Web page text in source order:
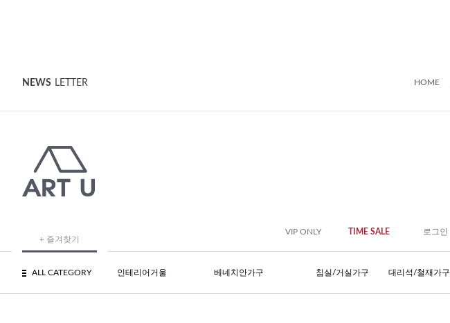
NEWS LETTER HOME
+ 즐겨찾기
VIP ONLY TIME SALE 로그인
ALL CATEGORY 인테리어거울 베네치안가구 침실/거실가구 대리석/철재가구